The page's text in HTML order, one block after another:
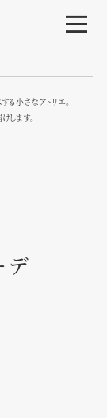
小さなアトリエ。
します。
デ